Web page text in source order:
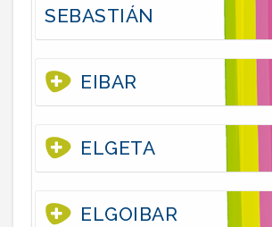
SEBASTIÁN
EIBAR
ELGETA
ELGOIBAR